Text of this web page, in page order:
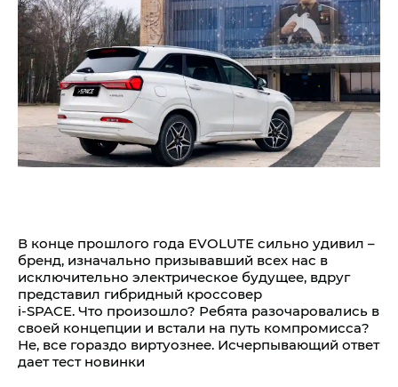
В конце прошлого года EVOLUTE сильно удивил –
бренд, изначально призывавший всех нас в
исключительно электрическое будущее, вдруг
представил гибридный кроссовер
i‑SPACE. Что произошло? Ребята разочаровались в
своей концепции и встали на путь компромисса?
Не, все гораздо виртуознее. Исчерпывающий ответ
дает тест новинки